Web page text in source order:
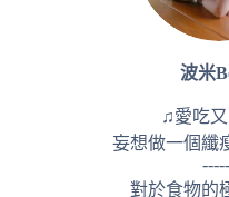
波米
♫愛吃
妄想做一個纖
對於食物的